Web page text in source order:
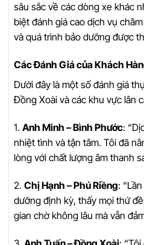
sâu sắc về các dòng xe khác
biệt đánh giá cao dịch vụ
và quá trình bảo dưỡng được
Các Đánh Giá của Khách
Dưới đây là một số đánh giá
Đồng Xoài và các khu vực lân
1. Anh Minh – Bình Phước:
nhiệt tình và tận tâm. Tôi đã
lòng với chất lượng âm thanh
2. Chị Hạnh – Phú Riềng:
dưỡng định kỳ, thấy mọi thứ
gian chờ không lâu mà vẫn